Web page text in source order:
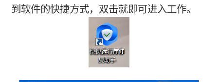
到软件的快捷方式，双击就即可进入工作。